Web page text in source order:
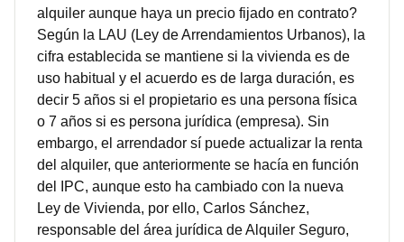
alquiler aunque haya un precio fijado en contrato?
Según la LAU (Ley de Arrendamientos Urbanos), la
cifra establecida se mantiene si la vivienda es de
uso habitual y el acuerdo es de larga duración, es
decir 5 años si el propietario es una persona física
o 7 años si es persona jurídica (empresa). Sin
embargo, el arrendador sí puede actualizar la renta
del alquiler, que anteriormente se hacía en función
del IPC, aunque esto ha cambiado con la nueva
Ley de Vivienda, por ello, Carlos Sánchez,
responsable del área jurídica de Alquiler Seguro,